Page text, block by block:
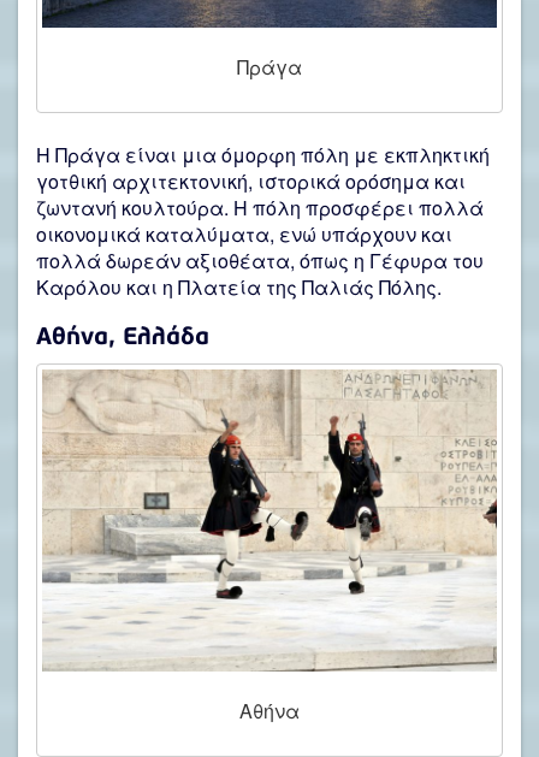
Πράγα
Η Πράγα είναι μια όμορφη πόλη με εκπληκτική
γοτθική αρχιτεκτονική, ιστορικά ορόσημα και
ζωντανή κουλτούρα. Η πόλη προσφέρει πολλά
οικονομικά καταλύματα, ενώ υπάρχουν και
πολλά δωρεάν αξιοθέατα, όπως η Γέφυρα του
Καρόλου και η Πλατεία της Παλιάς Πόλης.
Αθήνα, Ελλάδα
Αθήνα